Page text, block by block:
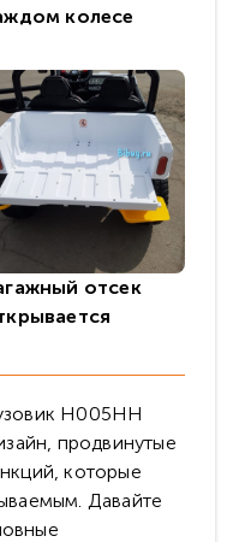
колесе
отсек
H005HH
продвинутые
которые
Давайте